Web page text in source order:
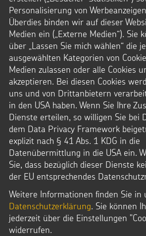
Personalisierung von
Überdies binden wir auf dieser
Medien ein („Externe Medien“). Sie
über „Lassen Sie mich wählen“ die
ausgewählten Kategorien von
Medien zulassen oder alle Cookies
akzeptieren. Bei diesen Cookies
uns und von Drittanbietern
in den USA haben. Wenn Sie Ihre
Dienste erteilen, so willigen Sie bei
dem Data Privacy Framework
explizit nach § 41 Abs. 1 KDG in die
Datenübermittlung in die USA ein.
Sie, dass bezüglich dieser Dienste
der EU entsprechendes
Weitere Informationen finden Sie in
Datenschutzerklärung. Sie können
jederzeit über die Einstellungen
widerrufen.